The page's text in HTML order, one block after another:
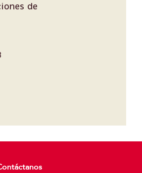
de